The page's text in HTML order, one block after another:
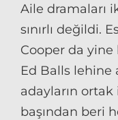
Aile dramaları
sınırlı değildi.
Cooper da yine
Ed Balls lehine
adayların
başından beri